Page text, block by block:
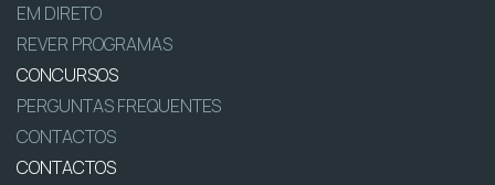
EM DIRETO
REVER PROGRAMAS
CONCURSOS
PERGUNTAS FREQUENTES
CONTACTOS
CONTACTOS